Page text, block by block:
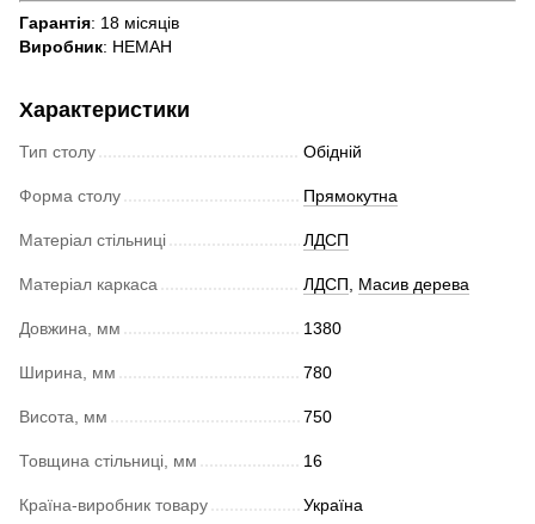
Гарантія: 18 місяців
Виробник: НЕМАН
Характеристики
Тип столу Обідній
Форма столу Прямокутна
Матеріал стільниці ЛДСП
Матеріал каркаса ЛДСП, Масив дерева
Довжина, мм 1380
Ширина, мм 780
Висота, мм 750
Товщина стільниці, мм 16
Країна-виробник товару Україна